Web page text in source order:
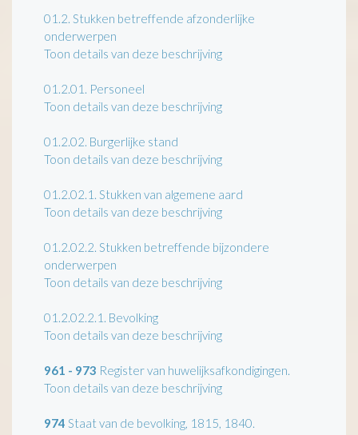
01.2. Stukken betreffende afzonderlijke
onderwerpen
Toon details van deze beschrijving
01.2.01.
Personeel
Toon details van deze beschrijving
01.2.02. Burgerlijke stand
Toon details van deze beschrijving
01.2.02.1. Stukken van algemene aard
Toon details van deze beschrijving
01.2.02.2. Stukken betreffende bijzondere
onderwerpen
Toon details van deze beschrijving
01.2.02.2.1. Bevolking
Toon details van deze beschrijving
961 - 973 Register van huwelijksafkondigingen.
Toon details van deze beschrijving
974 Staat van de bevolking, 1815, 1840.